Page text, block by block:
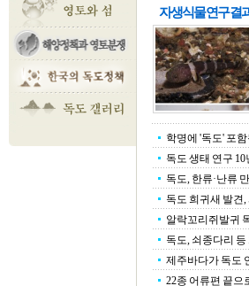
자생식물 연구 결
학명에 '독도' 포
독도 생태 연구 10
독도, 한류·난류
독도 희귀새 발견
알락꼬리쥐발귀
독도, 쇠종다리
제주바다가 독도
22종 어류편 끝으